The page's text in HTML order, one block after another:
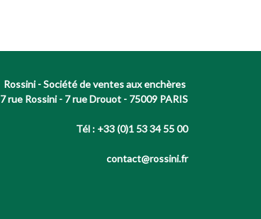
Rossini - Société de ventes aux enchères
7 rue Rossini - 7 rue Drouot - 75009 PARIS
Tél : +33 (0)1 53 34 55 00
contact@rossini.fr